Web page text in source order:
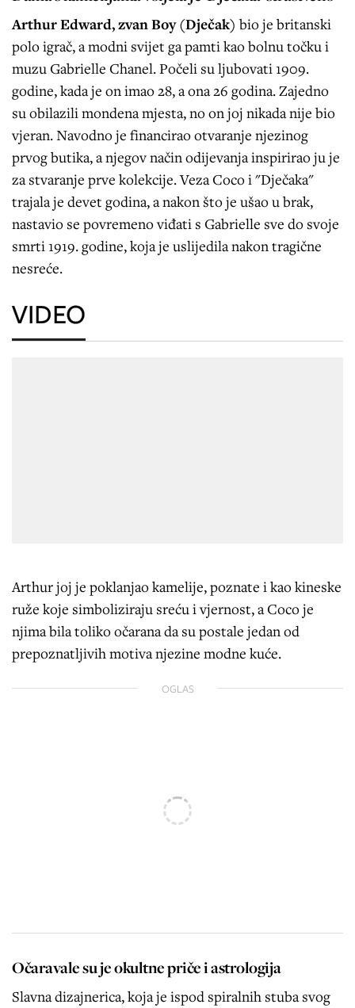
Arthur Edward, zvan Boy (Dječak) bio je britanski
polo igrač, a modni svijet ga pamti kao bolnu točku i
muzu Gabrielle Chanel. Počeli su ljubovati 1909.
godine, kada je on imao 28, a ona 26 godina. Zajedno
su obilazili mondena mjesta, no on joj nikada nije bio
vjeran. Navodno je financirao otvaranje njezinog
prvog butika, a njegov način odijevanja inspirirao ju je
za stvaranje prve kolekcije. Veza Coco i "Dječaka"
trajala je devet godina, a nakon što je ušao u brak,
nastavio se povremeno viđati s Gabrielle sve do svoje
smrti 1919. godine, koja je uslijedila nakon tragične
nesreće.
VIDEO
Arthur joj je poklanjao kamelije, poznate i kao kineske
ruže koje simboliziraju sreću i vjernost, a Coco je
njima bila toliko očarana da su postale jedan od
prepoznatljivih motiva njezine modne kuće.
OGLAS
Očaravale su je okultne priče i astrologija
Slavna dizajnerica, koja je ispod spiralnih stuba svog